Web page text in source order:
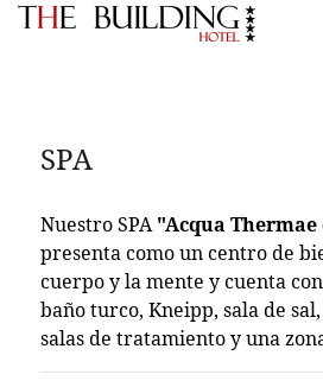
SPA
Nuestro SPA"Acqua Thermae
presenta como un centro de
cuerpo y la mente y cuenta
baño turco, Kneipp, sala de
salas de tratamiento y una